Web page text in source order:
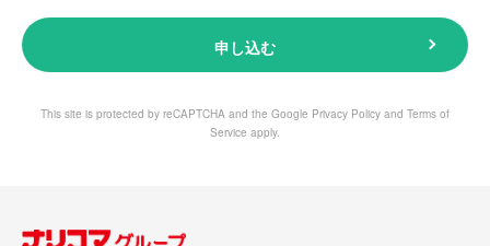
申し込む
This site is protected by reCAPTCHA and the Google Privacy Policy and Terms of
Service apply.